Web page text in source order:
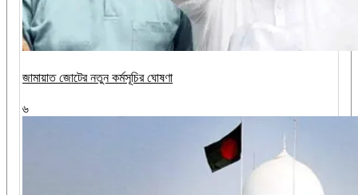
জামায়াত জোটের নতুন কর্মসূচির ঘোষণা
৬